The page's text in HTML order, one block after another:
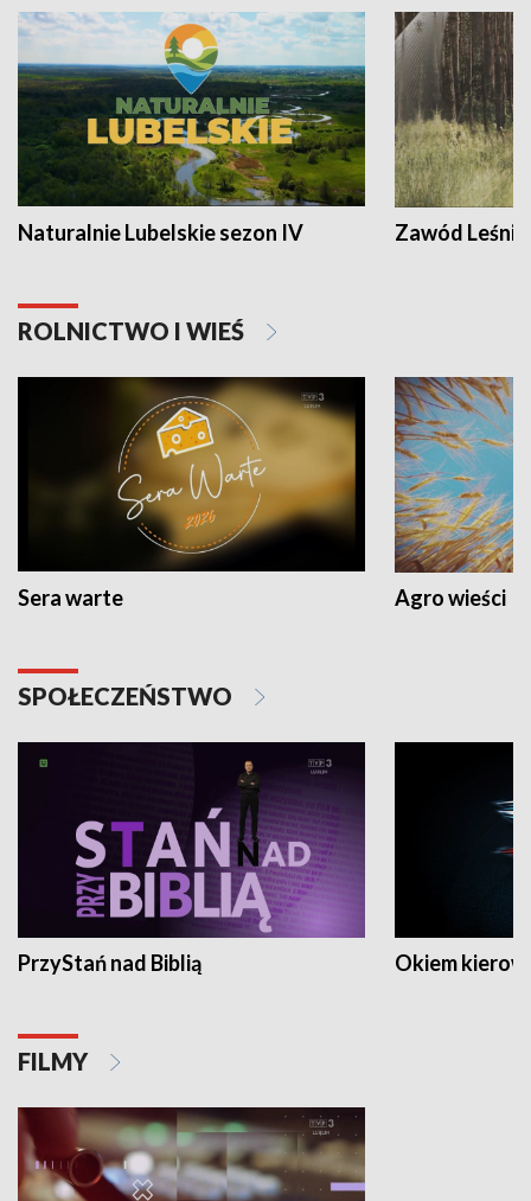
Naturalnie Lubelskie sezon IV Zawód Leśnik
ROLNICTWO I WIEŚ
Sera warte Agro wieści
SPOŁECZEŃSTWO
PrzyStań nad Biblią Okiem
FILMY